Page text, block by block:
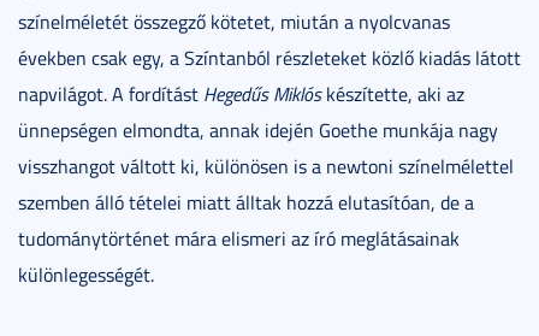
színelméletét összegző kötetet, miután a nyolcvanas
években csak egy, a Színtanból részleteket közlő kiadás látott
napvilágot. A fordítást Hegedűs Miklóskészítette, aki az
ünnepségen elmondta, annak idején Goethe munkája nagy
visszhangot váltott ki, különösen is a newtoni színelmélettel
szemben álló tételei miatt álltak hozzá elutasítóan, de a
tudománytörténet mára elismeri az író meglátásainak
különlegességét.